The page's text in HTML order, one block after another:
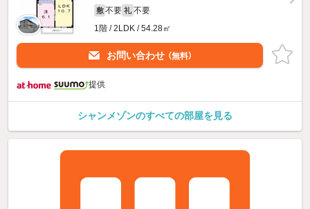
敷 不要 礼 不要
1階 / 2LDK / 54.28㎡
お問い合わせ （無料）
提供
シャンメゾンのすべての部屋を見る